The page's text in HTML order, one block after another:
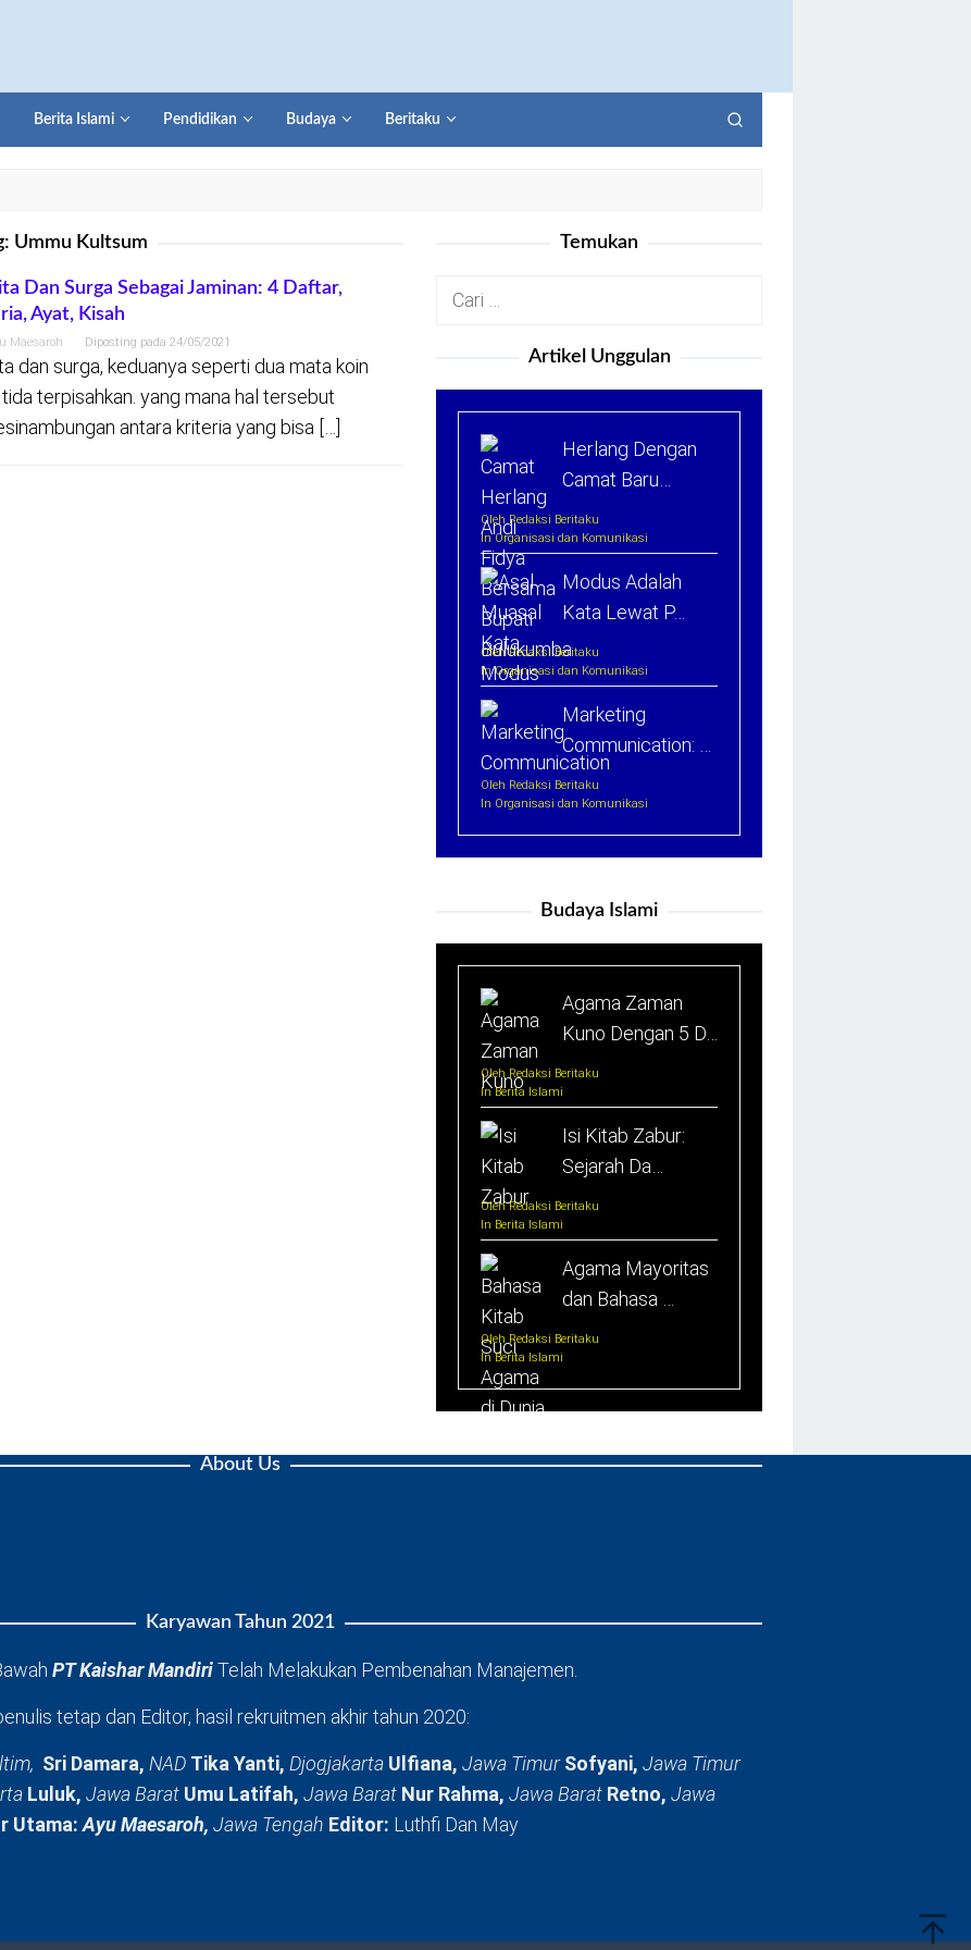
Berita Islami Pendidikan Budaya Beritaku
Ummu Kultsum
Dan Surga Sebagai Jaminan: 4 Daftar,
Ayat, Kisah
Maesaroh Diposting pada 24/05/2021
dan surga, keduanya seperti dua mata koin
terpisahkan. yang mana hal tersebut
antara kriteria yang bisa […]
Temukan
Cari
Artikel Unggulan
Herlang Dengan
Camat Baru…
Oleh Redaksi Beritaku
In Organisasi dan Komunikasi
Modus Adalah
Kata Lewat P…
Oleh Redaksi Beritaku
In Organisasi dan Komunikasi
Marketing
Communication: …
Oleh Redaksi Beritaku
In Organisasi dan Komunikasi
Budaya Islami
Agama Zaman
Kuno Dengan 5 D…
Oleh Redaksi Beritaku
In Berita Islami
Isi Kitab Zabur:
Sejarah Da…
Oleh Redaksi Beritaku
In Berita Islami
Agama Mayoritas
dan Bahasa …
Oleh Redaksi Beritaku
In Berita Islami
About Us
Karyawan Tahun 2021
PT Kaishar MandiriTelah Melakukan Pembenahan Manajemen.
tetap dan Editor, hasil rekruitmen akhir tahun 2020:
Sri Damara, NAD Tika Yanti, Djogjakarta Ulfiana, Jawa TimurSofyani, Jawa Timur
Luluk, Jawa Barat Umu Latifah, Jawa Barat Nur Rahma, Jawa Barat Retno, Jawa
Utama:Ayu Maesaroh, Jawa Tengah Editor: Luthfi Dan May